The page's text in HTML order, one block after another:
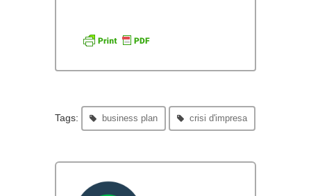
Tags: business plan crisi d'impresa